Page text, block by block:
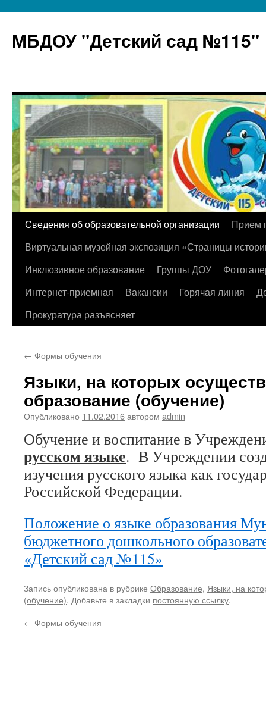
МБДОУ "Детский сад №115"
Перейти
содержимому
Сведения об образовательной организации
Прием
Виртуальная музейная экспозиция «Страницы
Инклюзивное образование
Группы ДОУ
Интернет-приемная
Вакансии Горячая линия
Прокуратура разъясняет
← Формы обучения
Языки, на которых
образование (обучение)
Опубликовано 11.02.2016автором admin
Обучение и воспитание в
русском языке. В Учреждении
изучения русского языка как
Российской Федерации.
Положение о языке образования
бюджетного дошкольного
«Детский сад №115»
Запись опубликована в рубрике Образование, Языки, на
(обучение). Добавьте в закладки постоянную ссылку.
← Формы обучения